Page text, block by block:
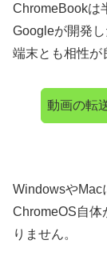
ChromeBookは
Googleが開発
端末とも相性が
動画の転
WindowsやMac
ChromeOS自体
りません。